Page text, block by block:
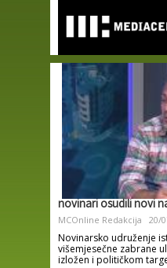
main
content
novinari osudili novi
MCOnline Redakcija 20/
Novinarsko udruženje
višemjesečne zabrane
izložen i političkom